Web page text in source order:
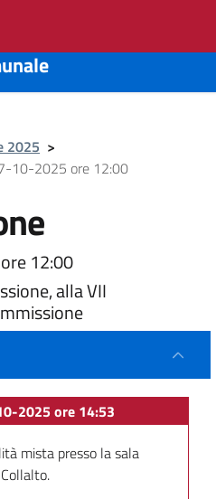
2025 >
10-2025 ore 12:00
12:00
alla VII
2025 ore 14:53
mista presso la sala